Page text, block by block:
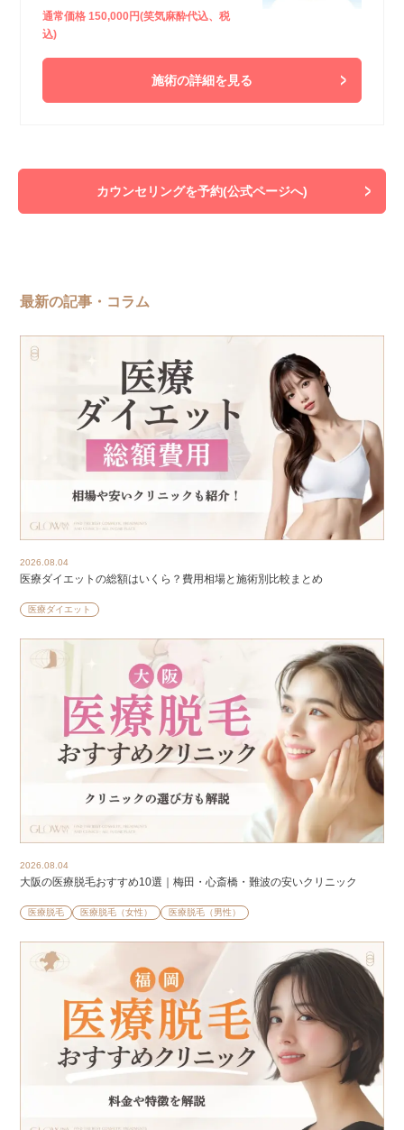
通常価格 150,000円(笑気麻酔代込、税
込)
施術の詳細を見る
カウンセリングを予約(公式ページへ)
最新の記事・コラム
2026.08.04
医療ダイエットの総額はいくら？費用相場と施術別比較まとめ
医療ダイエット
2026.08.04
大阪の医療脱毛おすすめ10選｜梅田・心斎橋・難波の安いクリニック
医療脱毛 医療脱毛（女性） 医療脱毛（男性）